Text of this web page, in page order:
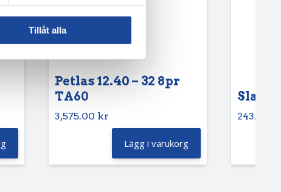
funktioner för
tur kombinera informationen
Tillåt alla
Petlas 12.40 – 32 8pr
TA60
3,575.00 kr
Lägg i varukorg
Slang
243.75